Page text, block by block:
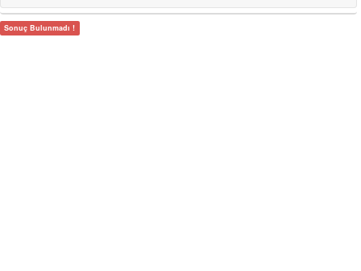
Sonuç Bulunmadı !